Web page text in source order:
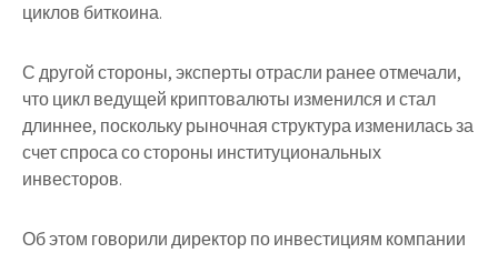
циклов биткоина.
С другой стороны, эксперты отрасли ранее отмечали,
что цикл ведущей криптовалюты изменился и стал
длиннее, поскольку рыночная структура изменилась за
счет спроса со стороны институциональных
инвесторов.
Об этом говорили директор по инвестициям компании